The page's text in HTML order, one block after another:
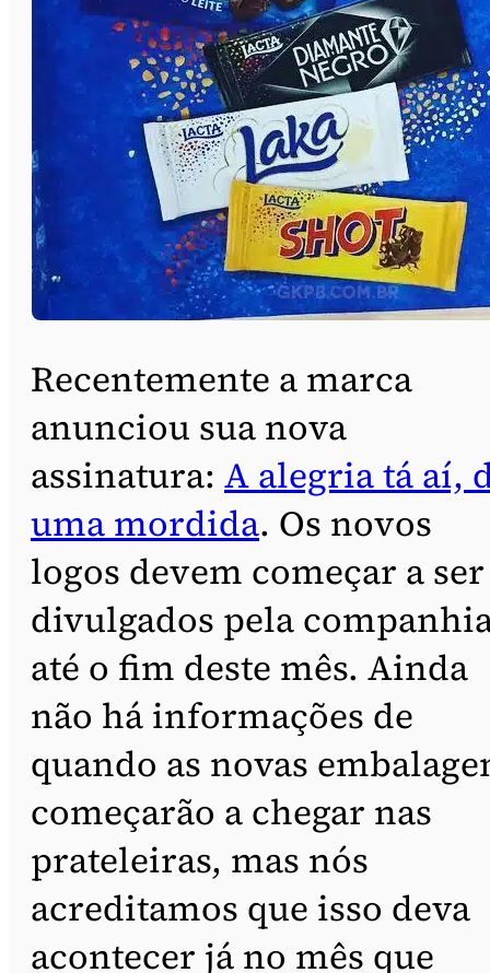
Recentemente a marca
anunciou sua nova
assinatura: A alegria tá aí,
uma mordida. Os novos
logos devem começar a ser
divulgados pela
até o fim deste mês. Ainda
não há informações de
quando as novas
começarão a chegar nas
prateleiras, mas nós
acreditamos que isso deva
acontecer já no mês que